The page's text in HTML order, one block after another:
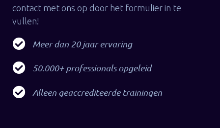
contact met ons op door het formulier in te
vullen!
Meer dan 20 jaar ervaring
50.000+ professionals opgeleid
Alleen geaccrediteerde trainingen